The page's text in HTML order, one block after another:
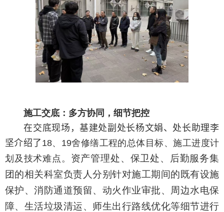
施工交底：多方协同，细节把控
在交底现场，基建处副处长杨文娟、处长助理李
坚介绍了 18、 19舍修缮工程的总体目标、施工进度计
划及技术难点。 资产管理处、保卫处、后勤服务集
团的相关科室负责人分别针对施工期间的既有设施
保护、消防通道预留、动火作业审批、周边水电保
障、生活垃圾清运、师生出行路线优化等细节进行